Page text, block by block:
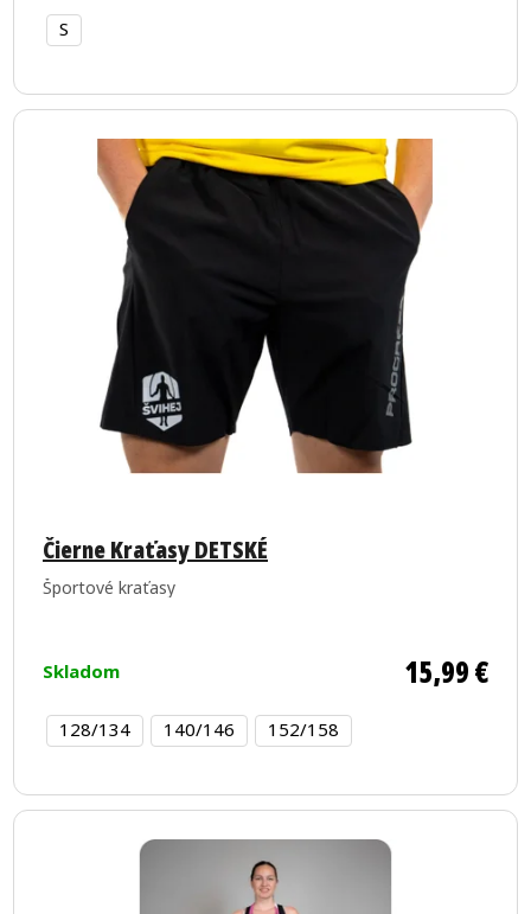
S
Čierne Kraťasy DETSKÉ
Športové kraťasy
Skladom 15,99 €
128/134 140/146 152/158